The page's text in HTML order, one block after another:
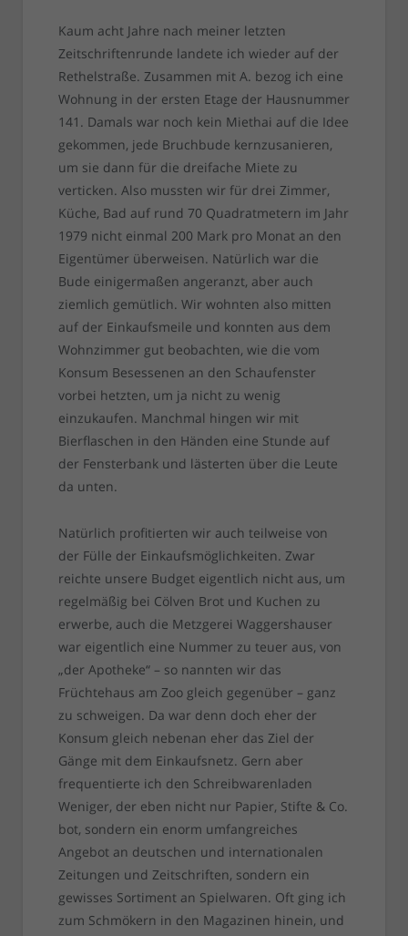
Kaum acht Jahre nach meiner letzten
Zeitschriftenrunde landete ich wieder auf der
Rethelstraße. Zusammen mit A. bezog ich eine
Wohnung in der ersten Etage der Hausnummer
141. Damals war noch kein Miethai auf die Idee
gekommen, jede Bruchbude kernzusanieren,
um sie dann für die dreifache Miete zu
verticken. Also mussten wir für drei Zimmer,
Küche, Bad auf rund 70 Quadratmetern im Jahr
1979 nicht einmal 200 Mark pro Monat an den
Eigentümer überweisen. Natürlich war die
Bude einigermaßen angeranzt, aber auch
ziemlich gemütlich. Wir wohnten also mitten
auf der Einkaufsmeile und konnten aus dem
Wohnzimmer gut beobachten, wie die vom
Konsum Besessenen an den Schaufenster
vorbei hetzten, um ja nicht zu wenig
einzukaufen. Manchmal hingen wir mit
Bierflaschen in den Händen eine Stunde auf
der Fensterbank und lästerten über die Leute
da unten.
Natürlich profitierten wir auch teilweise von
der Fülle der Einkaufsmöglichkeiten. Zwar
reichte unsere Budget eigentlich nicht aus, um
regelmäßig bei Cölven Brot und Kuchen zu
erwerbe, auch die Metzgerei Waggershauser
war eigentlich eine Nummer zu teuer aus, von
„der Apotheke“ – so nannten wir das
Früchtehaus am Zoo gleich gegenüber – ganz
zu schweigen. Da war denn doch eher der
Konsum gleich nebenan eher das Ziel der
Gänge mit dem Einkaufsnetz. Gern aber
frequentierte ich den Schreibwarenladen
Weniger, der eben nicht nur Papier, Stifte & Co.
bot, sondern ein enorm umfangreiches
Angebot an deutschen und internationalen
Zeitungen und Zeitschriften, sondern ein
gewisses Sortiment an Spielwaren. Oft ging ich
zum Schmökern in den Magazinen hinein, und